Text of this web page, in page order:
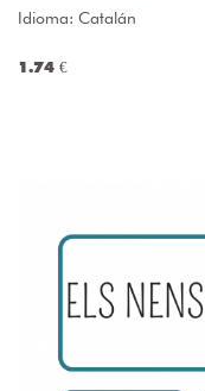
Idioma: Catalán
1.74 €